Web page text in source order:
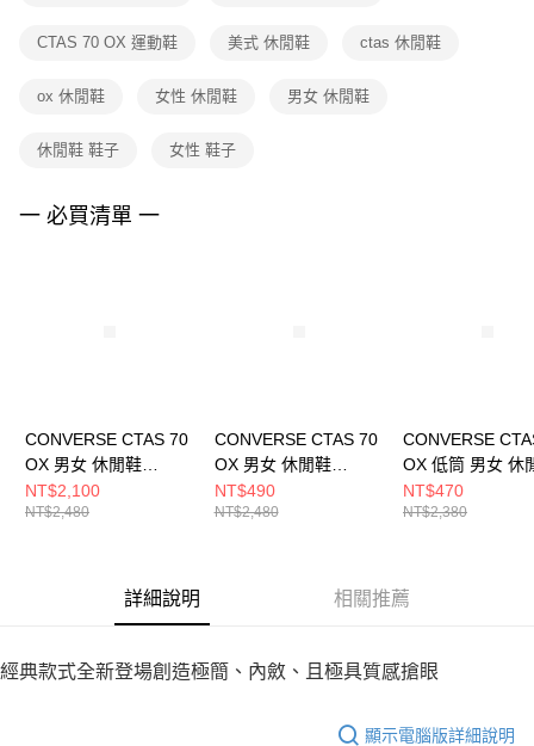
１．透過由恩沛科技股份有限公司提供之「AFTEE先享後付」服務完成之交
權轉讓予恩沛科技股份有限公司。
３．未成年的使用者請事先徵得法定代理人或監護人之同意方可使用
４．使用「AFTEE先享後付」時，將依據個別帳號之用戶狀況，依本公司即
CTAS 70 OX 運動鞋 美式 休閒鞋 ctas 休閒鞋
ox 休閒鞋 女性 休閒鞋 男女 休閒鞋
休閒鞋 鞋子 女性 鞋子
一 必買清單 一
CONVERSE CTAS 70
OX 男女 休閒鞋
162062C
NT$2,100
NT$2,480
CONVERSE CTAS 70
OX 男女 休閒鞋
162063C
NT$490
NT$2,480
CONVERSE
OX 低筒 男女 休
168568C
NT$470
NT$2,380
詳細說明 相關推薦
經典款式全新登場創造極簡、內斂、且極具質感搶眼
顯示電腦版詳細說明